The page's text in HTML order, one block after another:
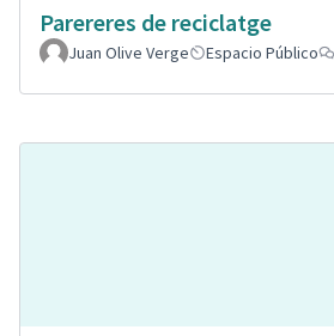
Parereres de reciclatge
Juan Olive Verge
Espacio Público